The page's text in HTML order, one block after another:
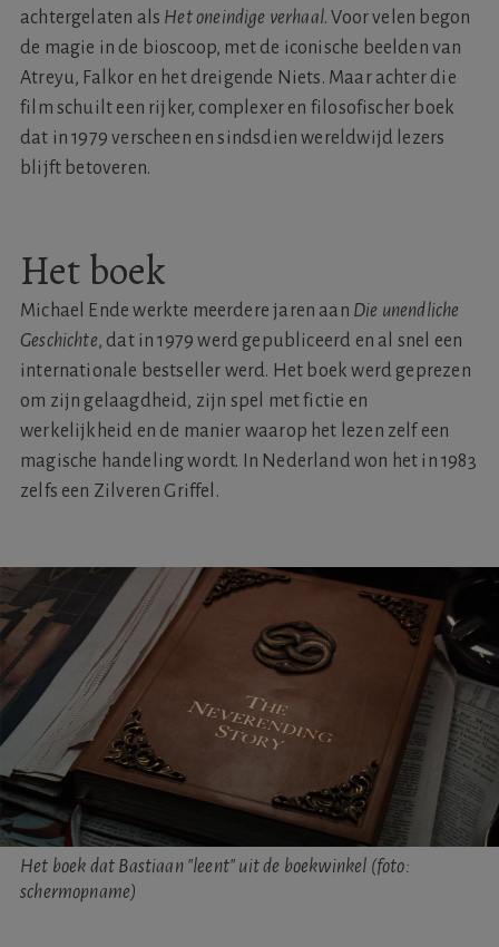
achtergelaten als Het oneindige verhaal. Voor velen begon
de magie in de bioscoop, met de iconische beelden van
Atreyu, Falkor en het dreigende Niets. Maar achter die
film schuilt een rijker, complexer en filosofischer boek
dat in 1979 verscheen en sindsdien wereldwijd lezers
blijft betoveren.
Het boek
Michael Ende werkte meerdere jaren aan Die unendliche
Geschichte, dat in 1979 werd gepubliceerd en al snel een
internationale bestseller werd. Het boek werd geprezen
om zijn gelaagdheid, zijn spel met fictie en
werkelijkheid en de manier waarop het lezen zelf een
magische handeling wordt. In Nederland won het in 1983
zelfs een Zilveren Griffel.
Het boek dat Bastiaan "leent" uit de boekwinkel (foto:
schermopname)